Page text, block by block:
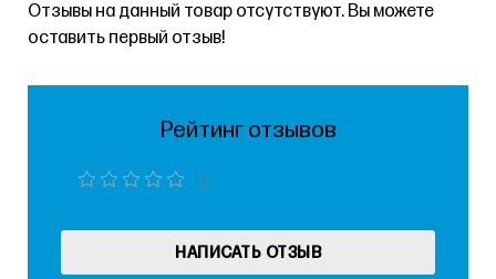
Отзывы на данный товар отсутствуют. Вы можете
оставить первый отзыв!
Рейтинг отзывов
0
НАПИСАТЬ ОТЗЫВ